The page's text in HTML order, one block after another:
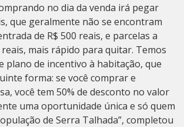
no dia da venda irá pegar
que geralmente não se encontram
de R$ 500 reais, e parcelas a
mais rápido para quitar. Temos
plano de incentivo à habitação, que
forma: se você comprar e
você tem 50% de desconto no valor
uma oportunidade única e só quem
de Serra Talhada”, completou